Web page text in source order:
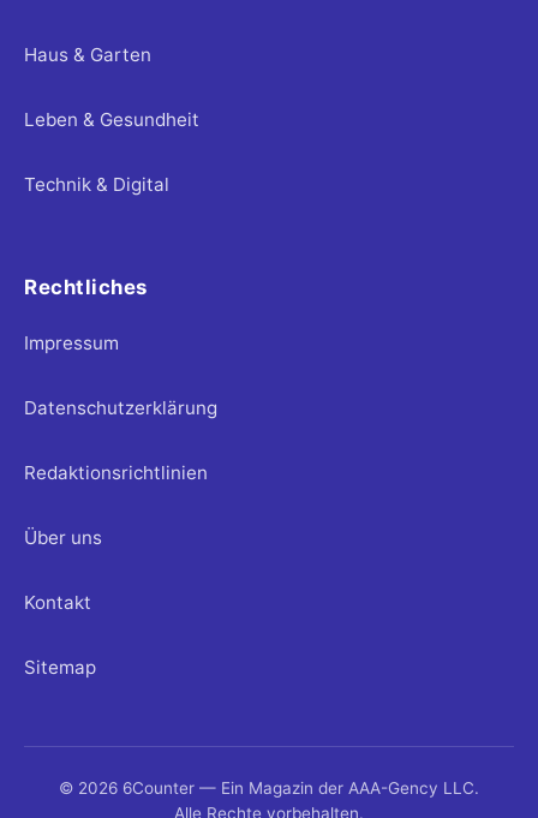
Haus & Garten
Leben & Gesundheit
Technik & Digital
Rechtliches
Impressum
Datenschutzerklärung
Redaktionsrichtlinien
Über uns
Kontakt
Sitemap
© 2026 6Counter — Ein Magazin der AAA-Gency LLC.
Alle Rechte vorbehalten.